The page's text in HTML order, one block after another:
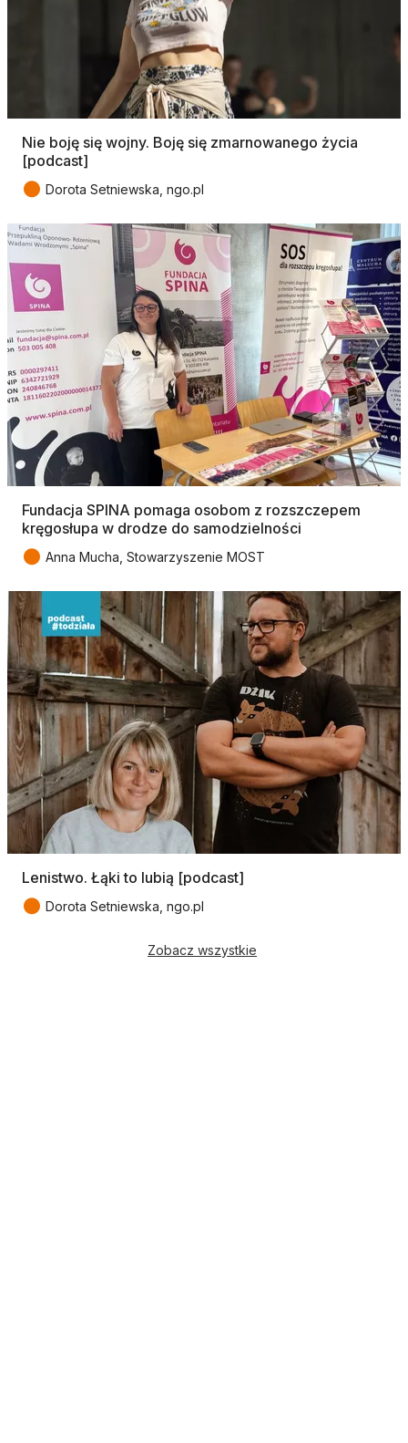
Nie boję się wojny. Boję się zmarnowanego życia
[podcast]
● Dorota Setniewska, ngo.pl
Fundacja SPINA pomaga osobom z rozszczepem
kręgosłupa w drodze do samodzielności
● Anna Mucha, Stowarzyszenie MOST
Lenistwo. Łąki to lubią [podcast]
● Dorota Setniewska, ngo.pl
Zobacz wszystkie